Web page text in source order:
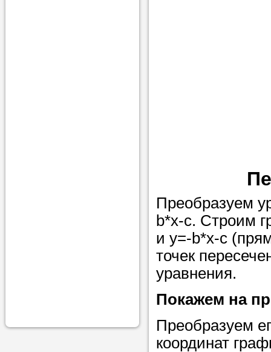
голову, к
помощью -
Nado5.ru!
Наши
помогут
Преобразуем
b*x-c. Строим
и y=-b*x-c
точек
уравнения.
Покажем на
Преобразуем
координат